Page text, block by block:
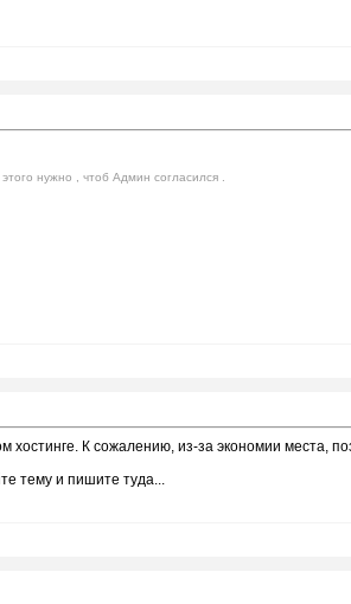
нужно , чтоб Админ согласился .
К сожалению, из-за экономии места,
тему и пишите туда...